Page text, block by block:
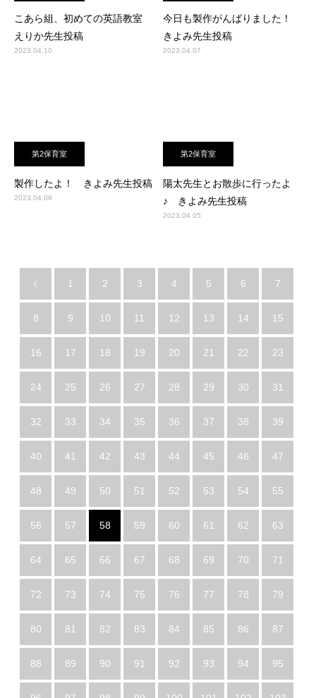
こあら組、初めての英語教室
えりか先生投稿
2023.04.10
今日も製作がんばりました！
きよみ先生投稿
2023.04.07
第2保育室
製作したよ！ きよみ先生投稿
2023.04.06
第2保育室
陽太先生とお散歩に行ったよ
♪ きよみ先生投稿
2023.04.05
1 2 3 4 5 6 7
8 9 10 11 12 13 14 15
16 17 18 19 20 21 22 23
24 25 26 27 28 29 30 31
32 33 34 35 36 37 38 39
40 41 42 43 44 45 46 47
48 49 50 51 52 53 54 55
56 57 58 59 60 61 62 63
64 65 66 67 68 69 70 71
72 73 74 75 76 77 78 79
80 81 82 83 84 85 86 87
88 89 90 91 92 93 94 95